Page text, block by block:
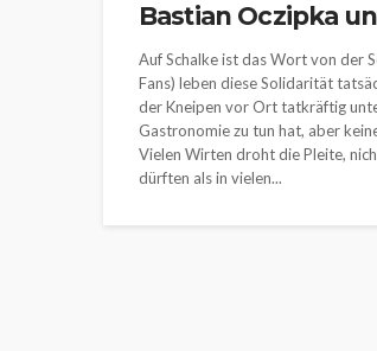
Bastian Oczipka
Auf Schalke ist das Wort von der
Fans) leben diese Solidarität
der Kneipen vor Ort tatkräftig
Gastronomie zu tun hat, aber
Vielen Wirten droht die Pleite,
dürften als in vielen...